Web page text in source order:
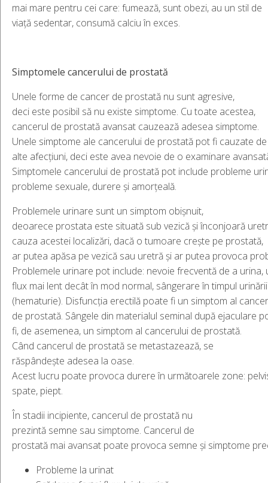
mai mare pentru cei care: fumează, sunt obezi, au un stil de
viață sedentar, consumă calciu în exces.
Simptomele cancerului de prostată
Unele forme de cancer de prostată nu sunt agresive,
deci este posibil să nu existe simptome. Cu toate acestea,
cancerul de prostată avansat cauzează adesea simptome.
Unele simptome ale cancerului de prostată pot fi cauzate de
alte afecțiuni, deci este avea nevoie de o examinare
Simptomele cancerului de prostată pot include probleme
probleme sexuale, durere și amorțeală.
Problemele urinare sunt un simptom obișnuit,
deoarece prostata este situată sub vezică și înconjoară
cauza acestei localizări, dacă o tumoare crește pe prostată,
ar putea apăsa pe vezică sau uretră și ar putea provoca
Problemele urinare pot include: nevoie frecventă de a urina,
flux mai lent decât în mod normal, sângerare în timpul urinării
(hematurie). Disfuncția erectilă poate fi un simptom al
de prostată. Sângele din materialul seminal după ejaculare
fi, de asemenea, un simptom al cancerului de prostată.
Când cancerul de prostată se metastazează, se
răspândește adesea la oase.
Acest lucru poate provoca durere în următoarele zone:
spate, piept.
În stadii incipiente, cancerul de prostată nu
prezintă semne sau simptome. Cancerul de
prostată mai avansat poate provoca semne și simptome
Probleme la urinat